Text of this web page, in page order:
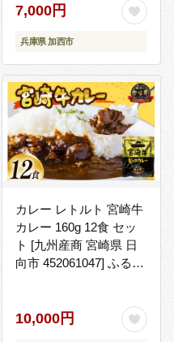
ルト レトルトパウチ 常
温保存 防災 防災食 非常
食 カレー
7,000円
兵庫県 加西市
カレー レトルト 宮崎牛
カレー 160g 12食 セッ
ト [九州産商 宮崎県 日
向市 452061047] ふるさ
牛肉 宮崎牛 ビーフカレ
ー 常備食 保存食 防災
10,000円